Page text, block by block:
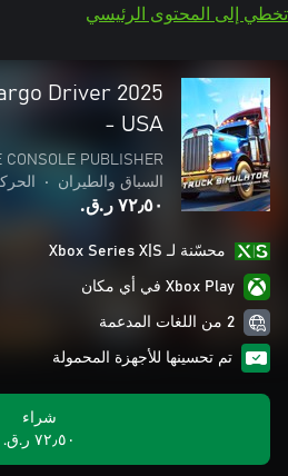
تخطي إلى المحتوى الرئيسي
Driver 2025
- USA
CONSOLE PUBLISHER
السباق والطيران
•
٧٢٫٥٠ ر.ق.‏
محسّنة لـ Xbox Series X|S
Xbox Play في أي مكان
2 من اللغات المدعمة
تم تحسينها للأجهزة المحمولة
شراء
٧٢٫٥٠ ر.ق.‏